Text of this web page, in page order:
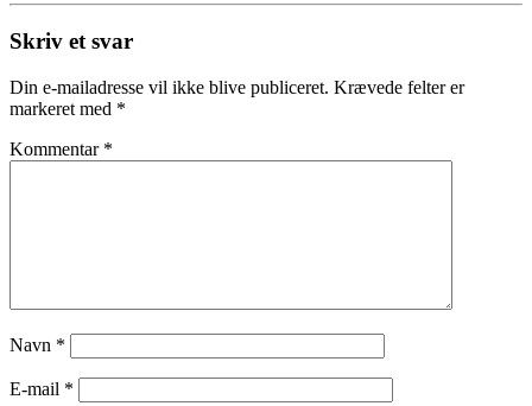
Skriv et svar
Din e-mailadresse vil ikke blive publiceret. Krævede felter er
markeret med *
Kommentar *
Navn *
E-mail *